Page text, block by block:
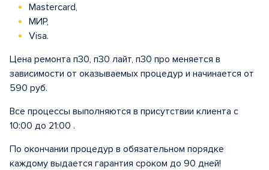
Mastercard,
МИР,
Visa.
Цена ремонта п30, п30 лайт, п30 про меняется в
зависимости от оказываемых процедур и начинается от
590 руб.
Все процессы выполняются в присутствии клиента с
10:00 до 21:00 .
По окончании процедур в обязательном порядке
каждому выдается гарантия сроком до 90 дней!